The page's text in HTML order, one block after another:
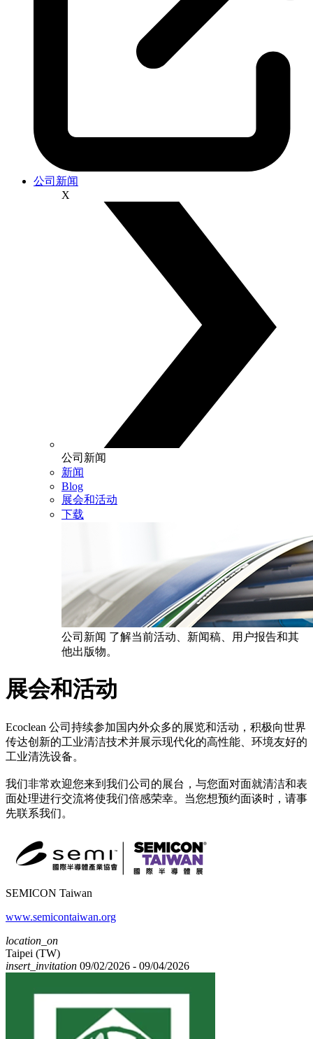
公司新闻
X
公司新闻
新闻
Blog
展会和活动
下载
公司新闻 了解当前活动、新闻稿、用户报告和其
他出版物。
展会和活动
Ecoclean 公司持续参加国内外众多的展览和活动，积极向世界
传达创新的工业清洁技术并展示现代化的高性能、环境友好的
工业清洗设备。
我们非常欢迎您来到我们公司的展台，与您面对面就清洁和表
面处理进行交流将使我们倍感荣幸。当您想预约面谈时，请事
先联系我们。
SEMICON Taiwan
www.semicontaiwan.org
location_on
Taipei (TW)
insert_invitation 09/02/2026 - 09/04/2026